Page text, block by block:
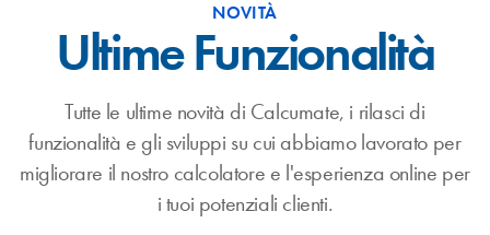
NOVITÀ
Ultime Funzionalità
Tutte le ultime novità di Calcumate, i rilasci di
funzionalità e gli sviluppi su cui abbiamo lavorato per
migliorare il nostro calcolatore e l'esperienza online per
i tuoi potenziali clienti.